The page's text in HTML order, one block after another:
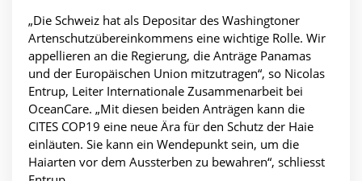
„Die Schweiz hat als Depositar des Washingtoner
Artenschutzübereinkommens eine wichtige Rolle. Wir
appellieren an die Regierung, die Anträge Panamas
und der Europäischen Union mitzutragen“, so Nicolas
Entrup, Leiter Internationale Zusammenarbeit bei
OceanCare. „Mit diesen beiden Anträgen kann die
CITES COP19 eine neue Ära für den Schutz der Haie
einläuten. Sie kann ein Wendepunkt sein, um die
Haiarten vor dem Aussterben zu bewahren“, schliesst